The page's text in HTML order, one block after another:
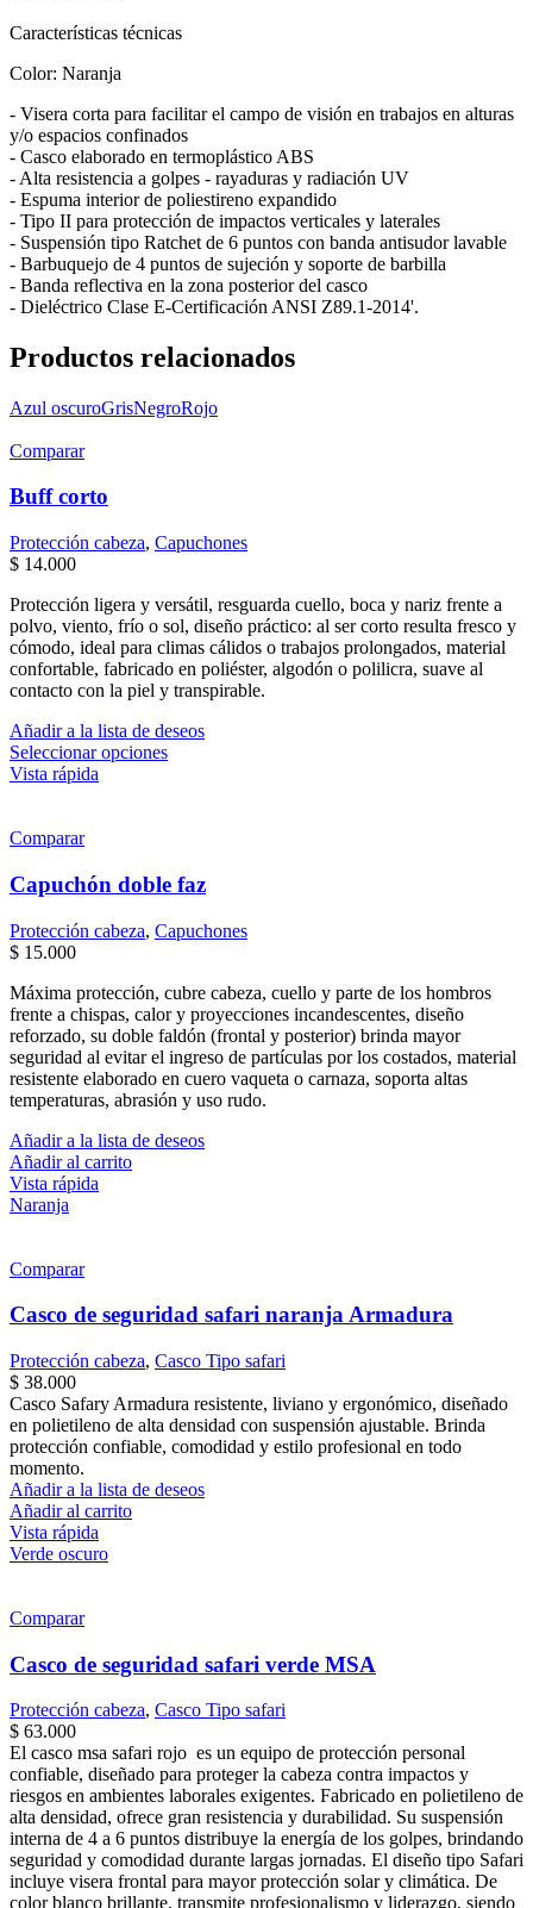
Características técnicas
Color: Naranja
- Visera corta para facilitar el campo de visión en trabajos en alturas
y/o espacios confinados
- Casco elaborado en termoplástico ABS
- Alta resistencia a golpes - rayaduras y radiación UV
- Espuma interior de poliestireno expandido
- Tipo II para protección de impactos verticales y laterales
- Suspensión tipo Ratchet de 6 puntos con banda antisudor lavable
- Barbuquejo de 4 puntos de sujeción y soporte de barbilla
- Banda reflectiva en la zona posterior del casco
- Dieléctrico Clase E-Certificación ANSI Z89.1-2014'.
Productos relacionados
Azul oscuroGrisNegroRojo
Comparar
Buff corto
Protección cabeza, Capuchones
$ 14.000
Protección ligera y versátil, resguarda cuello, boca y nariz frente a
polvo, viento, frío o sol, diseño práctico: al ser corto resulta fresco y
cómodo, ideal para climas cálidos o trabajos prolongados, material
confortable, fabricado en poliéster, algodón o polilicra, suave al
contacto con la piel y transpirable.
Añadir a la lista de deseos
Seleccionar opcionesEste
opciones
se
pueden
elegir
la
página
de
producto
Vista rápida
Comparar
Capuchón doble faz
Protección cabeza, Capuchones
$ 15.000
Máxima protección, cubre cabeza, cuello y parte de los hombros
frente a chispas, calor y proyecciones incandescentes, diseño
reforzado, su doble faldón (frontal y posterior) brinda mayor
seguridad al evitar el ingreso de partículas por los costados, material
resistente elaborado en cuero vaqueta o carnaza, soporta altas
temperaturas, abrasión y uso rudo.
Añadir a la lista de deseos
Añadir al carrito
Vista rápida
Naranja
Comparar
Casco de seguridad safari naranja Armadura
Protección cabeza, Casco Tipo safari
$ 38.000
Casco Safary Armadura resistente, liviano y ergonómico, diseñado
en polietileno de alta densidad con suspensión ajustable. Brinda
protección confiable, comodidad y estilo profesional en todo
momento.
Añadir a la lista de deseos
Añadir al carrito
Vista rápida
Verde oscuro
Comparar
Casco de seguridad safari verde MSA
Protección cabeza, Casco Tipo safari
$ 63.000
El casco msa safari rojo es un equipo de protección personal
confiable, diseñado para proteger la cabeza contra impactos y
riesgos en ambientes laborales exigentes. Fabricado en polietileno de
alta densidad, ofrece gran resistencia y durabilidad. Su suspensión
interna de 4 a 6 puntos distribuye la energía de los golpes, brindando
seguridad y comodidad durante largas jornadas. El diseño tipo Safari
incluye visera frontal para mayor protección solar y climática. De
color blanco brillante, transmite profesionalismo y liderazgo, siendo